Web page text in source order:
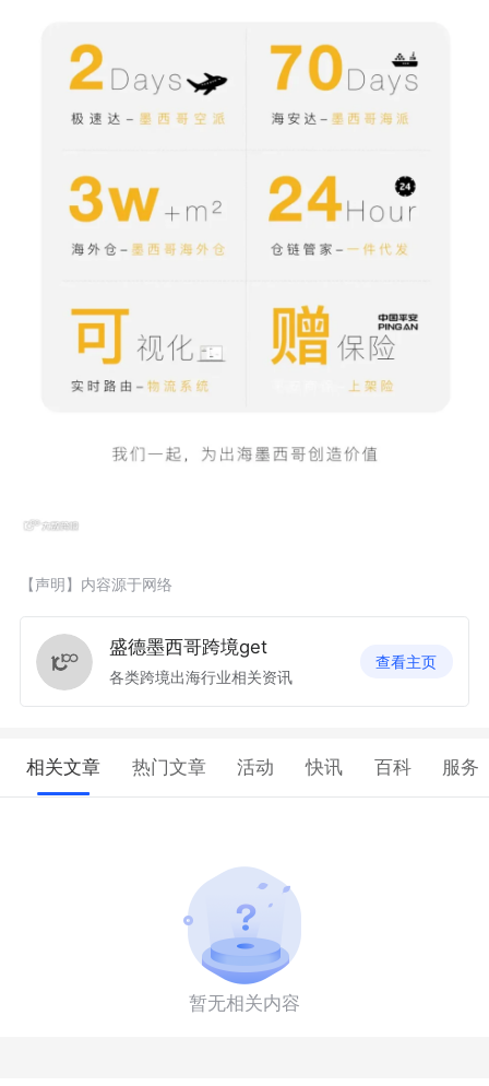
【声明】内容源于网络
盛德墨西哥跨境get
各类跨境出海行业相关资讯
查看主页
相关文章 热门文章 活动 快讯 百科 服务
暂无相关内容